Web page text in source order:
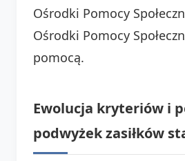
Ośrodki Pomocy
Ośrodki Pomocy
pomocą.
Ewolucja kryteriów i
podwyżek zasiłków